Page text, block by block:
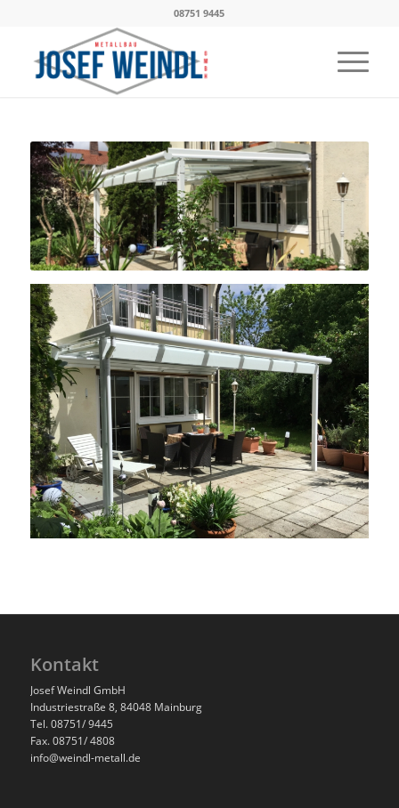
08751 9445
Kontakt
Josef Weindl GmbH
Industriestraße 8, 84048 Mainburg
Tel. 08751/ 9445
Fax. 08751/ 4808
info@weindl-metall.de